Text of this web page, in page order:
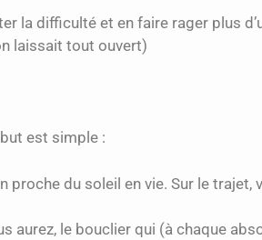
la difficulté et en faire rager plus
laissait tout ouvert)
est simple :
proche du soleil en vie. Sur le
aurez, le bouclier qui (à chaque